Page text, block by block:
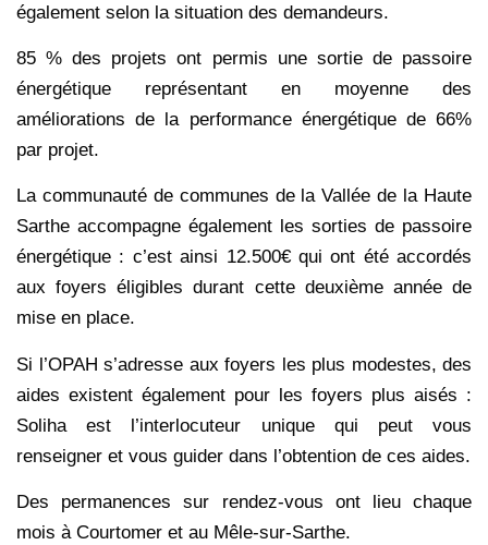
également selon la situation des demandeurs.
85 % des projets ont permis une sortie de passoire
énergétique représentant en moyenne des
améliorations de la performance énergétique de 66%
par projet.
La communauté de communes de la Vallée de la Haute
Sarthe accompagne également les sorties de passoire
énergétique : c’est ainsi 12.500€ qui ont été accordés
aux foyers éligibles durant cette deuxième année de
mise en place.
Si l’OPAH s’adresse aux foyers les plus modestes, des
aides existent également pour les foyers plus aisés :
Soliha est l’interlocuteur unique qui peut vous
renseigner et vous guider dans l’obtention de ces aides.
Des permanences sur rendez-vous ont lieu chaque
mois à Courtomer et au Mêle-sur-Sarthe.